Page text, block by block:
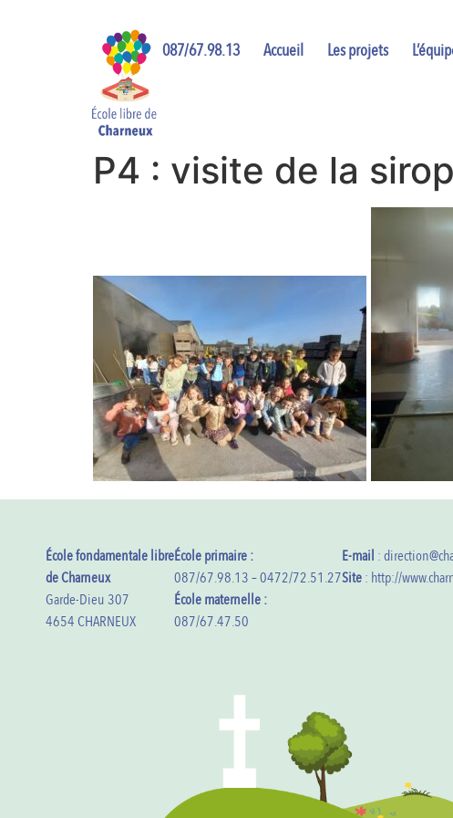
087/67.98.13 Accueil Les projets
P4 : visite de la
École fondamentale libre
de Charneux
Garde-Dieu 307
4654 CHARNEUX
École primaire :
087/67.98.13 – 0472/72.51.27
École maternelle :
087/67.47.50
E-mail :
Site: http://